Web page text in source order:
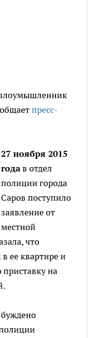
пресс-
27 ноября 2015
годав отдел
полиции города
Саров поступило
заявление от
местной
что
ее квартире и
на